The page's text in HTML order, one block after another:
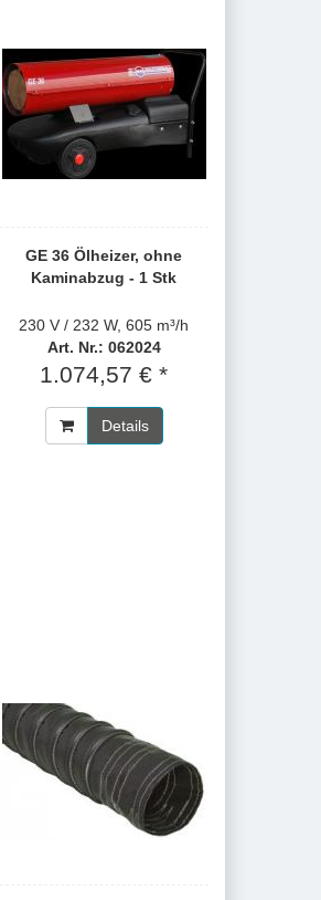
GE 36 Ölheizer, ohne
Kaminabzug - 1 Stk
230 V / 232 W, 605 m³/h
Art. Nr.: 062024
1.074,57 € *
Details